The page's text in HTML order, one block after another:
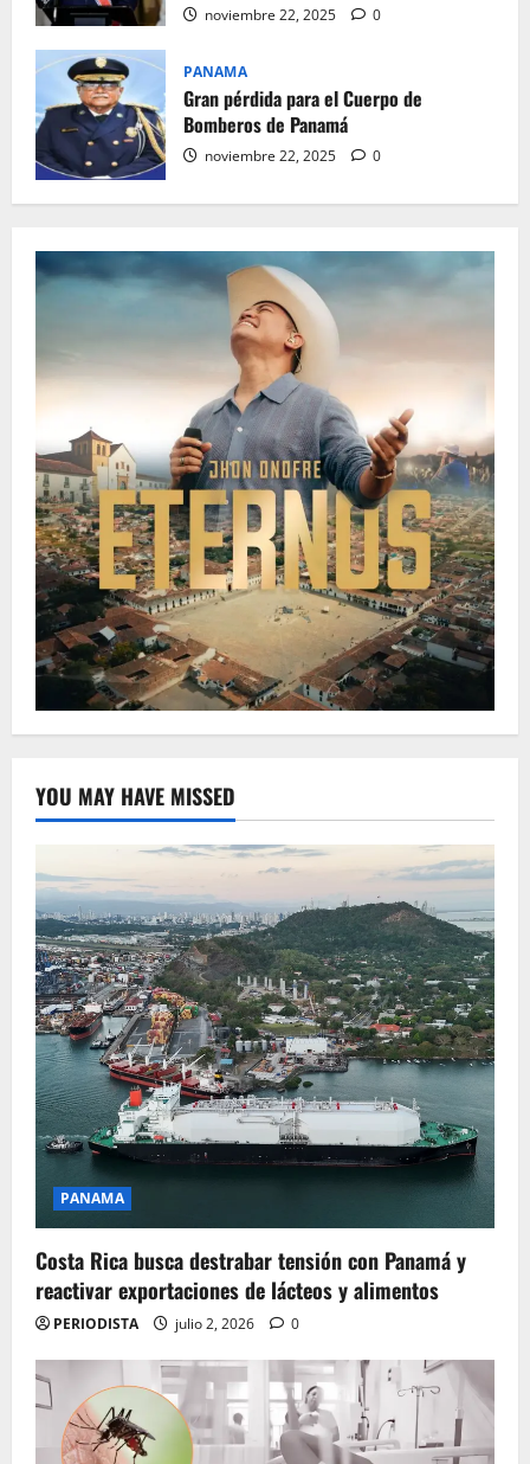
noviembre 22, 2025 0
PANAMA
Gran pérdida para el Cuerpo de
Bomberos de Panamá
noviembre 22, 2025 0
YOU MAY HAVE MISSED
PANAMA
Costa Rica busca destrabar tensión con Panamá y
reactivar exportaciones de lácteos y alimentos
PERIODISTA julio 2, 2026 0